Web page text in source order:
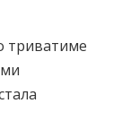
триватиме